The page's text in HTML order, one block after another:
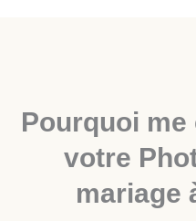
Pourquoi
votre
mariage